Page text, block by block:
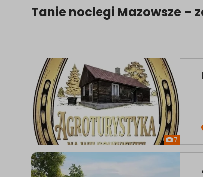
Tanie noclegi Mazowsze –
7